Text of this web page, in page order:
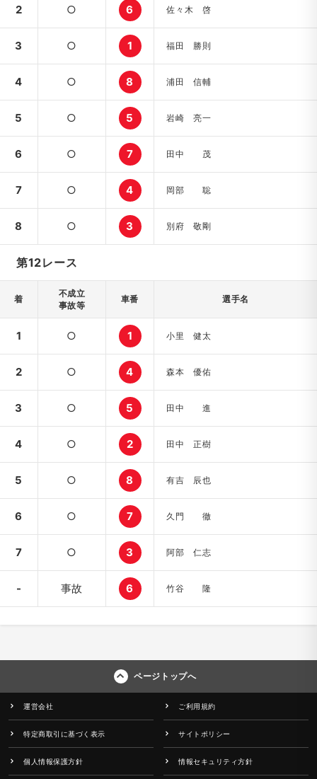
2 ○ 6 佐々木 啓
3 ○ 1 福田 勝則
4 ○ 8 浦田 信輔
5 ○ 5 岩崎 亮一
6 ○ 7 田中 茂
7 ○ 4 岡部 聡
8 ○ 3 別府 敬剛
第12レース
着
不成立
事故等
車番 選手名
1 ○ 1 小里 健太
2 ○ 4 森本 優佑
3 ○ 5 田中 進
4 ○ 2 田中 正樹
5 ○ 8 有吉 辰也
6 ○ 7 久門 徹
7 ○ 3 阿部 仁志
- 事故 6 竹谷 隆
ページトップへ
運営会社 ご利用規約
特定商取引に基づく表示 サイトポリシー
個人情報保護方針 情報セキュリティ方針